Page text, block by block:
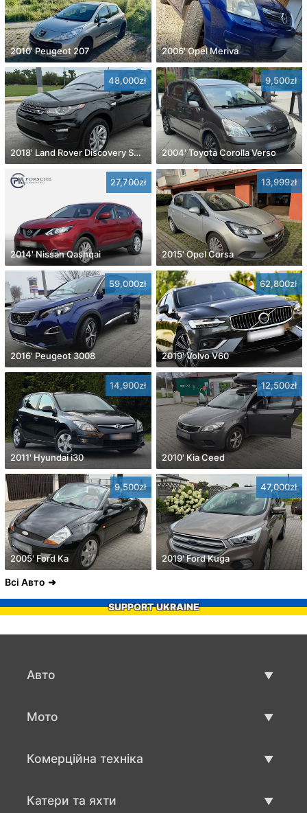
2010' Peugeot 207 2006' Opel Meriva
48,000zł
2018' Land Rover Discovery Sport
9,500zł
2004' Toyota Corolla Verso
27,700zł
2014' Nissan Qashqai
13,999zł
2015' Opel Corsa
59,000zł
2016' Peugeot 3008
62,800zł
2019' Volvo V60
14,900zł
2011' Hyundai i30
12,500zł
2010' Kia Ceed
9,500zł
2005' Ford Ka
47,000zł
2019' Ford Kuga
Всі Авто
SUPPORT UKRAINE
Авто
Мото
Комерційна техніка
Катери та яхти